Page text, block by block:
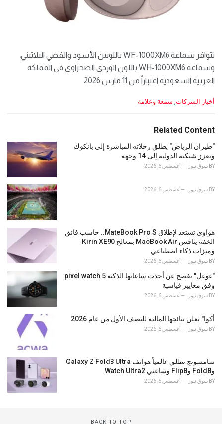
تتوافر سماعة WF-1000XM6 باللونين الأسود والفضي البلاتيني،
وسماعة WH-1000XM6 باللون الوردي الصحراوي في المملكة
العربية السعودية اعتباراً من 11 مارس 2026
C
e
o
r
i
:
أخبار الشركات, سمعة وعلامة
Related Content
"طيران الرياض" يطلق رحلاته المباشرة إلى بانكوك
ويعزز شبكته الدولية إلى 14 وجهة
BY سوق نيوز أغسطس 6, 2026
BY سوق نيوز أغسطس 6, 2026
هواوي تستعد لإطلاق MateBook Pro S.. حاسب فائق
الخفة ينافس MacBook Air بمعالج Kirin XE90
وميزات ذكاء اصطناعي
BY سوق نيوز أغسطس 6, 2026
"غوغل" تفصح عن أحدث ساعاتها الذكية pixel watch 5
وفق معايير قياسية
BY سوق نيوز أغسطس 6, 2026
أكوا" تعلن نتائجها المالية للنصف الأول من عام 2026
BY سوق نيوز أغسطس 6, 2026
سامسونج تطلق عالمياً هواتف Galaxy Z Fold8 Ultra
وFold8 وFlip8 وساعتي Watch Ultra2
BY سوق نيوز أغسطس 6, 2026
BACK TO TOP